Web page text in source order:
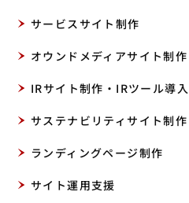
サービスサイト制作
オウンドメディアサイト制作
IRサイト制作・IRツール導入
サステナビリティサイト制作
ランディングページ制作
サイト運用支援